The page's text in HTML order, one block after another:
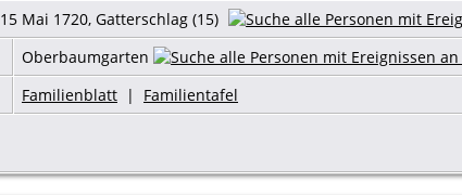
15 Mai 1720, Gatterschlag (15)
Oberbaumgarten
Familienblatt | Familientafel